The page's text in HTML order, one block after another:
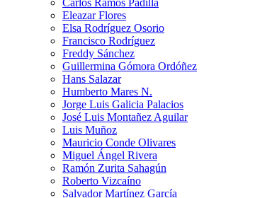
Eleazar Flores
Elsa Rodríguez Osorio
Francisco Rodríguez
Freddy Sánchez
Guillermina Gómora Ordóñez
Hans Salazar
Humberto Mares N.
Jorge Luis Galicia Palacios
José Luis Montañez Aguilar
Luis Muñoz
Mauricio Conde Olivares
Miguel Ángel Rivera
Ramón Zurita Sahagún
Roberto Vizcaíno
Salvador Martínez García